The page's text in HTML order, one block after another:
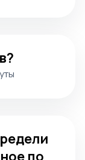
по